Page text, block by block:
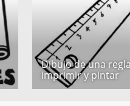
Dibujo de una
imprimir y pintar